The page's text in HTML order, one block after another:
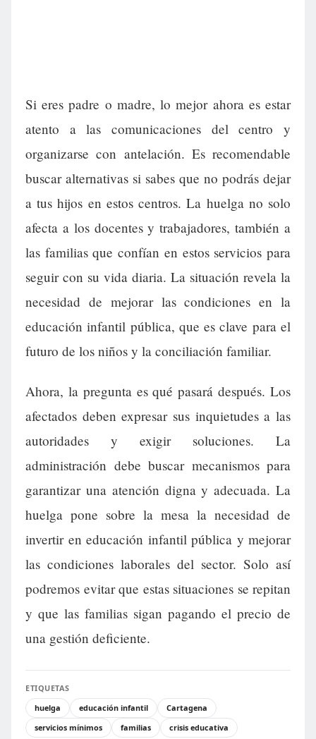
Si eres padre o madre, lo mejor ahora es estar
atento a las comunicaciones del centro y
organizarse con antelación. Es recomendable
buscar alternativas si sabes que no podrás dejar
a tus hijos en estos centros. La huelga no solo
afecta a los docentes y trabajadores, también a
las familias que confían en estos servicios para
seguir con su vida diaria. La situación revela la
necesidad de mejorar las condiciones en la
educación infantil pública, que es clave para el
futuro de los niños y la conciliación familiar.
Ahora, la pregunta es qué pasará después. Los
afectados deben expresar sus inquietudes a las
autoridades y exigir soluciones. La
administración debe buscar mecanismos para
garantizar una atención digna y adecuada. La
huelga pone sobre la mesa la necesidad de
invertir en educación infantil pública y mejorar
las condiciones laborales del sector. Solo así
podremos evitar que estas situaciones se repitan
y que las familias sigan pagando el precio de
una gestión deficiente.
ETIQUETAS
huelga
educación infantil
Cartagena
servicios mínimos
familias crisis educativa